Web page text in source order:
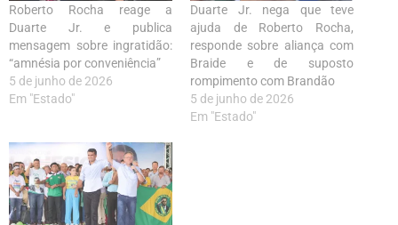
Roberto Rocha reage a
Duarte Jr. e publica
mensagem sobre ingratidão:
“amnésia por conveniência”
5 de junho de 2026
Em "Estado"
Duarte Jr. nega que teve
ajuda de Roberto Rocha,
responde sobre aliança com
Braide e de suposto
rompimento com Brandão
5 de junho de 2026
Em "Estado"